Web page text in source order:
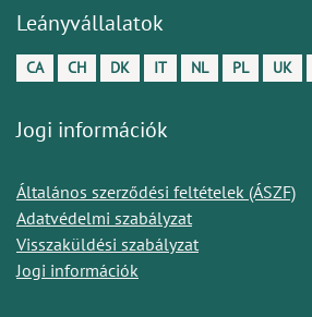
Leányvállalatok
CA CH DK IT NL PL UK
Jogi információk
Általános szerződési feltételek (ÁSZF)
Adatvédelmi szabályzat
Visszaküldési szabályzat
Jogi információk